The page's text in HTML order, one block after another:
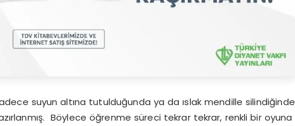
suyun altına tutulduğunda ya da ıslak mendille silindiğinde
Böylece öğrenme süreci tekrar tekrar, renkli bir oyuna